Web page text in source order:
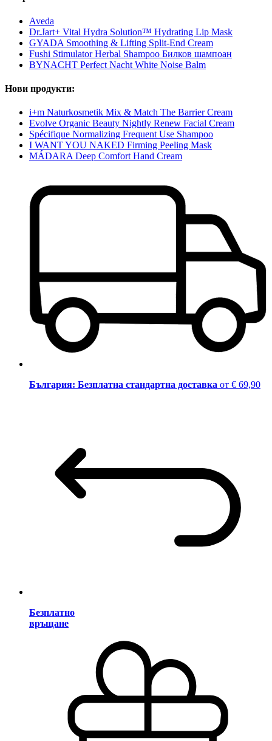
Aveda
Dr.Jart+ Vital Hydra Solution™ Hydrating Lip Mask
GYADA Smoothing & Lifting Split-End Cream
Fushi Stimulator Herbal Shampoo Билков шампоан
BYNACHT Perfect Nacht White Noise Balm
Нови продукти:
i+m Naturkosmetik Mix & Match The Barrier Cream
Evolve Organic Beauty Nightly Renew Facial Cream
Spécifique Normalizing Frequent Use Shampoo
I WANT YOU NAKED Firming Peeling Mask
MÁDARA Deep Comfort Hand Cream
България: Безплатна стандартна доставка от € 69,90
Безплатно
връщане